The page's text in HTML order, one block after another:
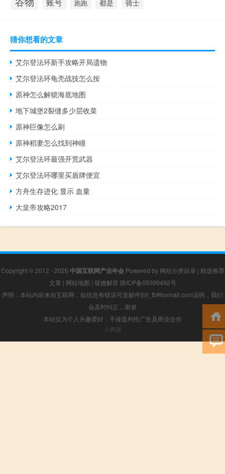
账号 跑跑 都是 骑士
猜你想看的文章
艾尔登法环新手攻略开局遗物
艾尔登法环龟壳战技怎么按
原神怎么解锁海底地图
地下城堡2裂缝多少层收菜
原神巨像怎么刷
原神稻妻怎么找到神瞳
艾尔登法环最强开荒武器
艾尔登法环哪里买盾牌便宜
方舟生存进化 显示 血量
大皇帝攻略2017
Copyright © 2012 - 2026 中国互联网产业年会Powered by 网站分类目录 | 精选推荐
文章 | 网站地图 | 疑难解答 陕ICP备05009492号
声明：本站内容来自互联网，如信息有错误可发邮件到f_fb#foxmail.com说明，我们
会及时纠正，谢谢
本站仅为个人兴趣爱好，不接盈利性广告及商业合作
小男孩